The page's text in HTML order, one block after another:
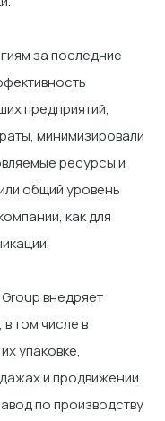
за последние
предприятий,
минимизировали
ресурсы и
общий уровень
как для
внедряет
том числе в
упаковке,
и продвижении
по производству